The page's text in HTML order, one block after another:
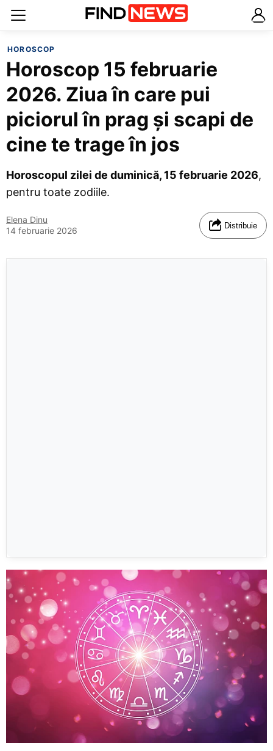
HOROSCOP
Horoscop 15 februarie
2026. Ziua în care pui
piciorul în prag și scapi de
cine te trage în jos
Horoscopul zilei de duminică, 15 februarie 2026,
pentru toate zodiile.
Elena Dinu
14 februarie 2026
Distribuie